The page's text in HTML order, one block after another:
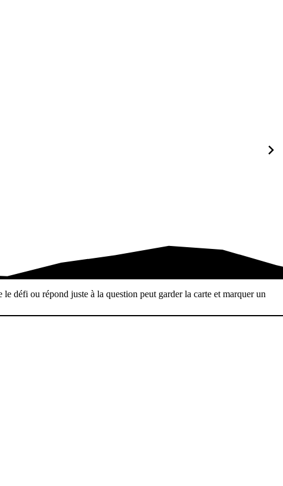
défi ou répond juste à la question peut garder la carte et marquer un